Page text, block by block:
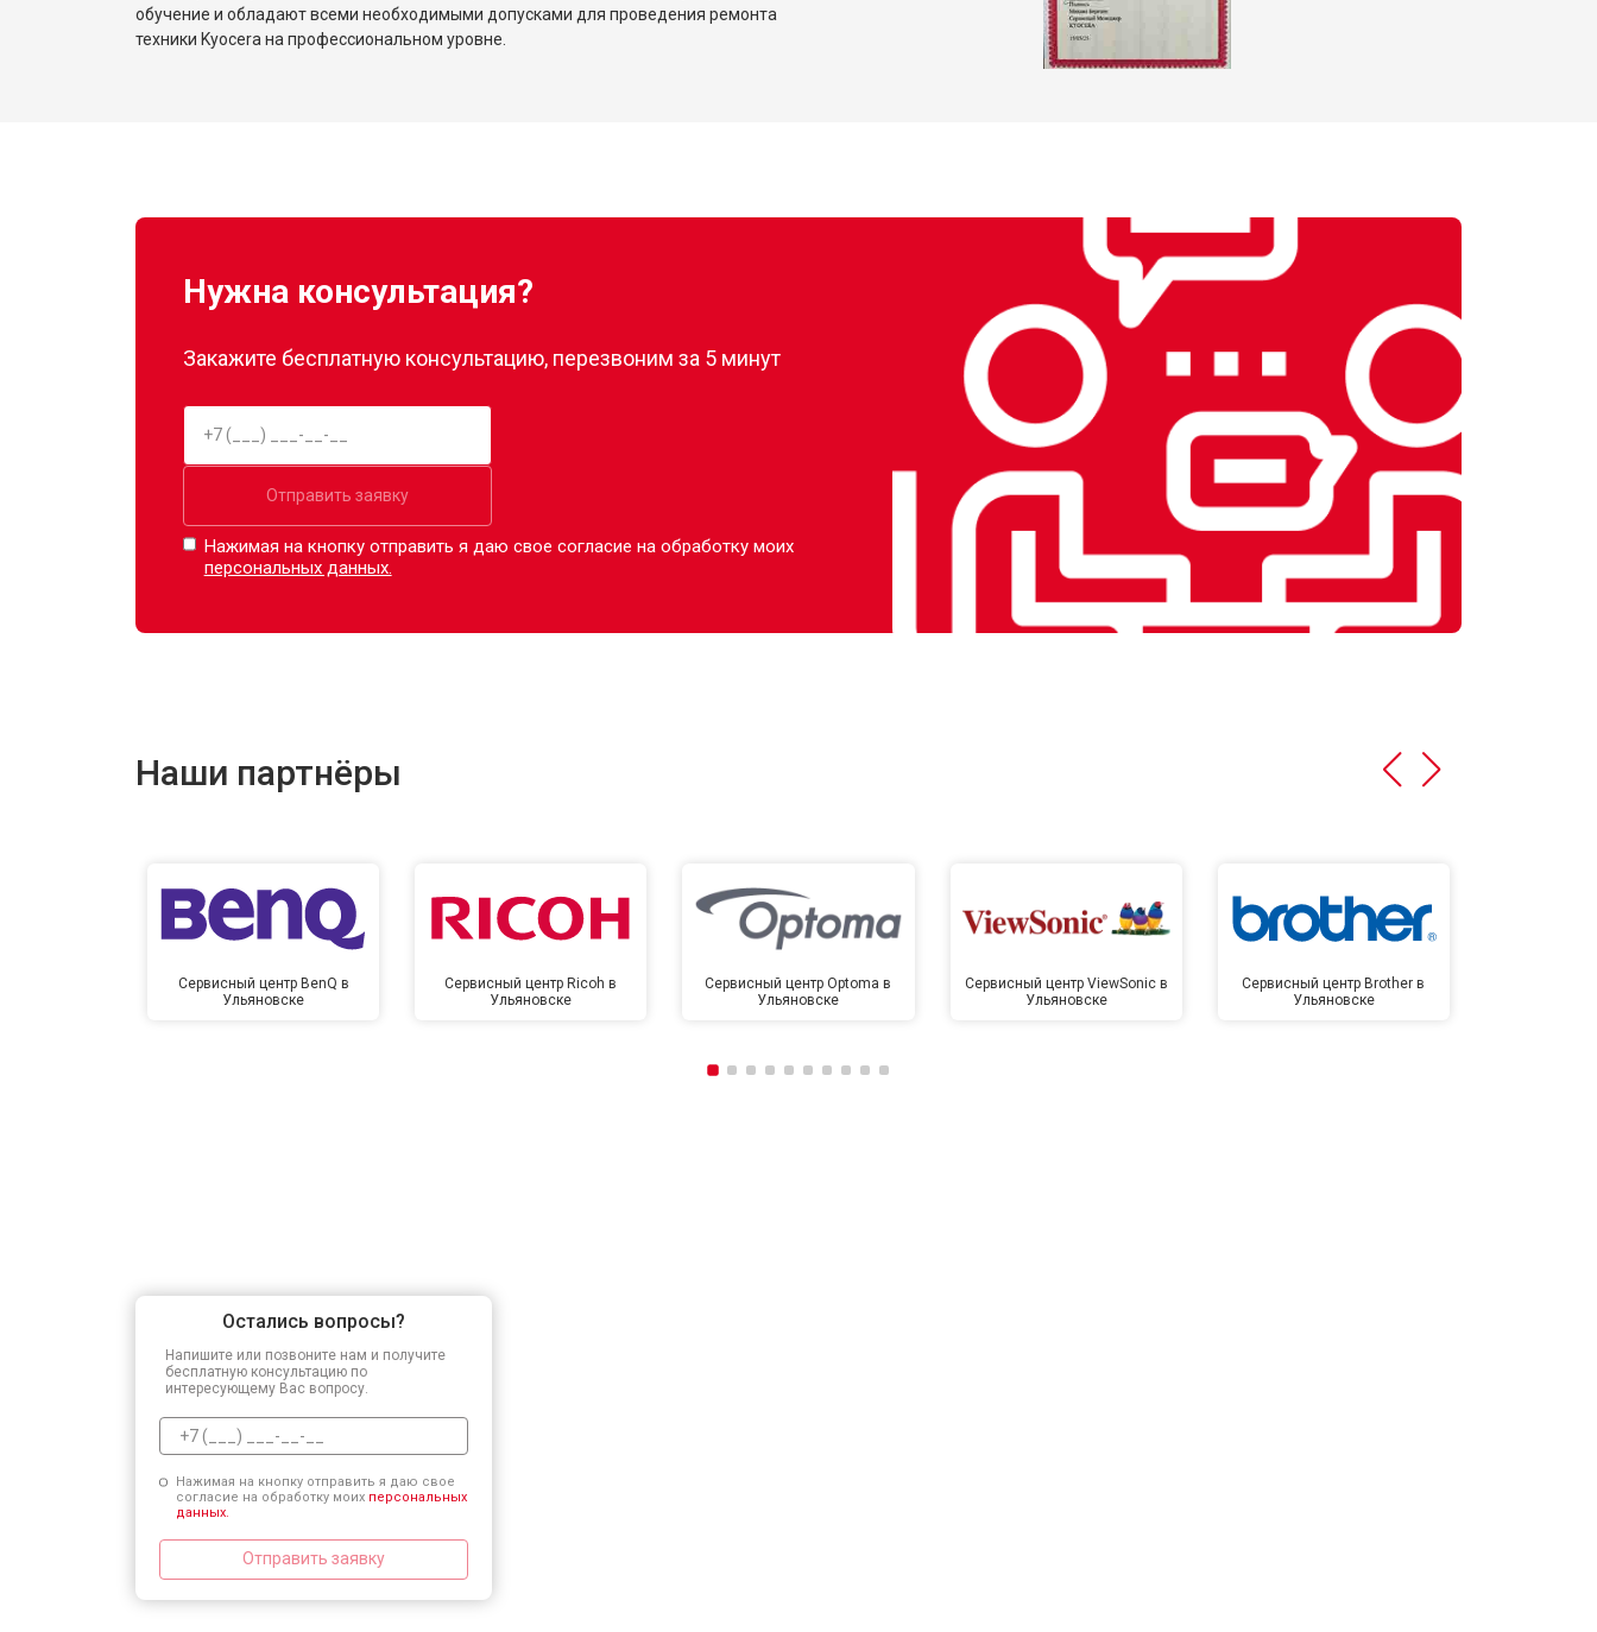
обучение и обладают всеми необходимыми допусками для проведения ремонта
техники Kyocera на профессиональном уровне.
Нужна консультация?
Закажите бесплатную консультацию, перезвоним за 5 минут
Отправить заявку
Нажимая на кнопку отправить я даю свое согласие на обработку моих
персональных данных.
Наши партнёры
Сервисный центр BenQ в
Ульяновске
Сервисный центр Ricoh в
Ульяновске
Сервисный центр Optoma в
Ульяновске
Сервисный центр ViewSonic в
Ульяновске
Сервисный центр Brother в
Ульяновске
Остались вопросы?
Напишите или позвоните нам и получите
бесплатную консультацию по
интересующему Вас вопросу.
Нажимая на кнопку отправить я даю свое
согласие на обработку моих персональных
данных.
Отправить заявку